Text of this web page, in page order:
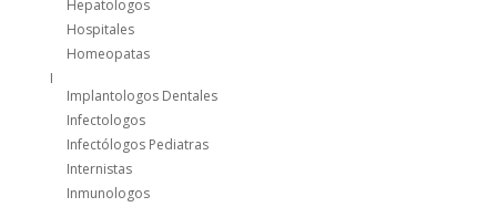
Hepatologos
Hospitales
Homeopatas
I
Implantologos Dentales
Infectologos
Infectólogos Pediatras
Internistas
Inmunologos